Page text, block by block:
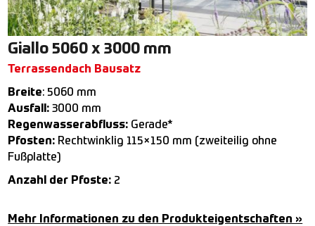
Giallo 5060 x 3000 mm
Terrassendach Bausatz
Breite: 5060 mm
Ausfall: 3000 mm
Regenwasserabfluss: Gerade*
Pfosten: Rechtwinklig 115×150 mm (zweiteilig ohne
Fußplatte)
Anzahl der Pfoste: 2
Mehr Informationen zu den Produkteigentschaften »